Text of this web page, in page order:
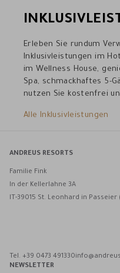
Erleben Sie rundum
Inklusivleistungen im
im Wellness House,
Spa, schmackhaftes 5-
nutzen Sie kostenfrei
Alle Inklusivleistungen
ANDREUS RESORTS
Familie Fink
In der Kellerlahne 3A
IT-39015 St. Leonhard in Passeier
Tel. +39 0473 491330
NEWSLETTER